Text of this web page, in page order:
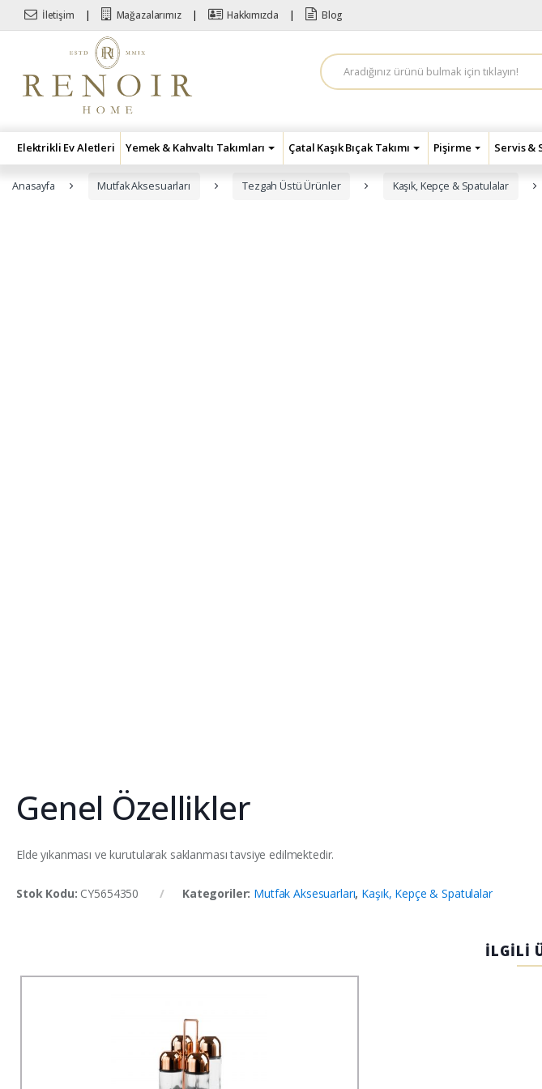
Skip to navigation
Skip to content
İletişim Mağazalarımız Hakkımızda Blog
A
r
a
Elektrikli Ev Aletleri Yemek & Kahvaltı Takımları Çatal Kaşık Bıçak Takımı Pişirme Servis &
Anasayfa Mutfak Aksesuarları Tezgah Üstü Ürünler Kaşık, Kepçe & Spatulalar
Genel Özellikler
Elde yıkanması ve kurutularak saklanması tavsiye edilmektedir.
Stok Kodu: CY5654350 Kategoriler: Mutfak Aksesuarları, Kaşık, Kepçe & Spatulalar
İLGİLİ